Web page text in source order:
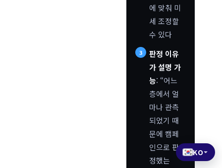
에 맞춰 미
세 조정할
수 있다
판정 이유
가 설명 가
능: “어느
층에서 얼
마나 관측
되었기 때
문에 캠페
인으로 판
정했는
KO